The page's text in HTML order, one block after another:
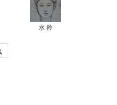
水 羚